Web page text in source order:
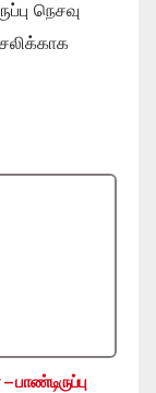
நெசவு